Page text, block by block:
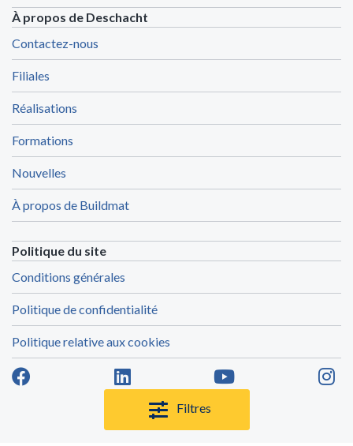
Filtres
À propos de Deschacht
Contactez-nous
Filiales
Réalisations
Formations
Nouvelles
À propos de Buildmat
Politique du site
Conditions générales
Politique de confidentialité
Politique relative aux cookies